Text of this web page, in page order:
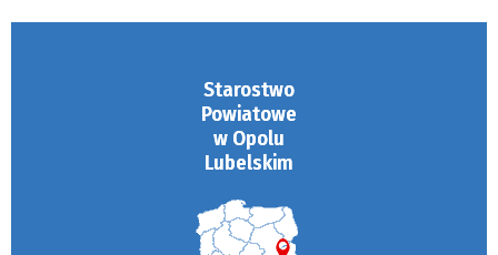
Starostwo
Powiatowe
w Opolu
Lubelskim